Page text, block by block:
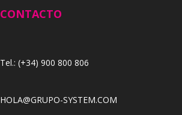
CONTACTO
Tel.: (+34) 900 800 806
HOLA@GRUPO-SYSTEM.COM